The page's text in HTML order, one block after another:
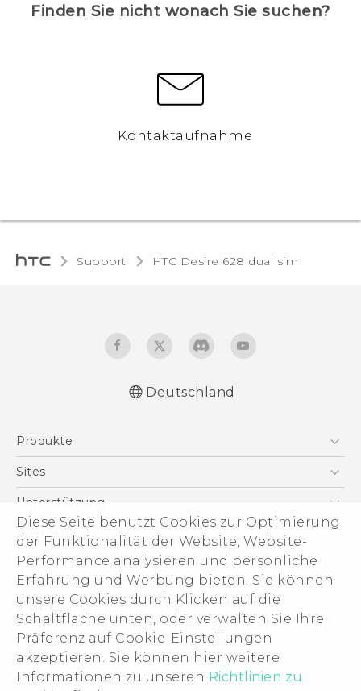
Diese Seite benutzt Cookies zur Optimierung
der Funktionalität der Website, Website-
Performance analysieren und persönliche
Erfahrung und Werbung bieten. Sie können
unsere Cookies durch Klicken auf die
Schaltfläche unten, oder verwalten Sie Ihre
Präferenz auf Cookie-Einstellungen
akzeptieren. Sie können hier weitere
Informationen zu unseren Richtlinien zu
Finden Sie nicht wonach Sie suchen?
Kontaktaufnahme
Support HTC Desire 628 dual sim‎
behördliche Bestimmungen
English - Quick start guide
English - User manual
English - Safety and regulatory guide
Deutschland
Produkte
Smartphones
VIVE
Zubehör
Sites
HTC Dev
HTC Vive
Unterstützung
Unterstützung
eCommerce Support
Über HTC
ESG
Impressum
Investor
Cookie Preferences
Offene Stellen
Security and Privacy Whitepaper
© 2011-2026 HTC Corporation
Legal Terms